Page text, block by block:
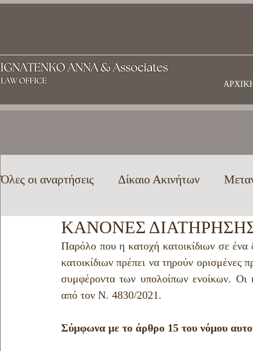
Όλες οι αναρτήσεις Δίκαιο Ακινήτων
Ελληνική ιθαγένεια Οικογενειακό &
Εμπορικό δίκαιο Χρήσιμες πληροφορίες
ΚΑΝΟΝΕΣ
Παρόλο που η κατοχή κατοικίδιων σε ένα
κατοικίδιων πρέπει να τηρούν ορισμένες
συμφέροντα των υπολοίπων ενοίκων. Οι
από τον Ν. 4830/2021.
Σύμφωνα με το άρθρο 15 του νόμου